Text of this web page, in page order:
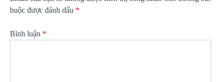
buộc được đánh dấu *
Bình luận *